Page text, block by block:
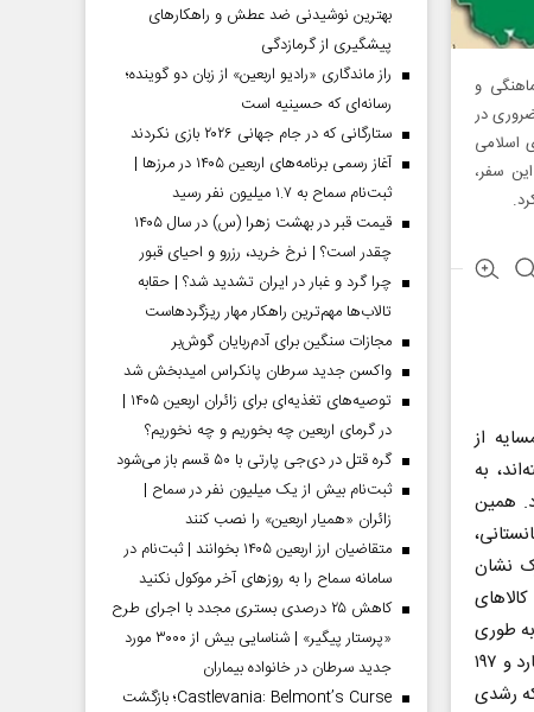
و
در
اسلامی
سفر،
از
به
همین
نشان
طوری
که حجم مبادلات تجاری ایران و افغانستان در سال گذشته میلادی (۲۰۲۴) به سه میلیارد و ۱۹۷
بود که رشدی
بهترین نوشیدنی ضد عطش و راهکارهای
پیشگیری از گرمازدگی
راز ماندگاری «رادیو اربعین» از زبان دو گوینده؛
رسانه‌ای که حسینیه است
ستارگانی که در جام جهانی ۲۰۲۶ بازی نکردند
آغاز رسمی برنامه‌های اربعین ۱۴۰۵ در مرز‌ها |
ثبت‌نام سماح به ۱.۷ میلیون نفر رسید
قیمت قبر در بهشت زهرا (س) در سال ۱۴۰۵
چقدر است؟ | نرخ خرید، رزرو و احیای قبور
چرا گرد و غبار در ایران تشدید شد؟ | حقابه
تالاب‌ها مهم‌ترین راهکار مهار ریزگردهاست
مجازات سنگین برای آدم‌ربایان گوش‌بر
واکسن جدید سرطان پانکراس امیدبخش شد
توصیه‌های تغذیه‌ای برای زائران اربعین ۱۴۰۵ |
در گرمای اربعین چه بخوریم و چه نخوریم؟
گره قتل در دی‌جی پارتی با ۵۰ قسم باز می‌شود
ثبت‌نام بیش از یک میلیون نفر در سماح |
زائران «همیار اربعین» را نصب کنند
متقاضیان ارز اربعین ۱۴۰۵ بخوانند | ثبت‌نام در
سامانه سماح را به روز‌های آخر موکول نکنید
کاهش ۲۵ درصدی بستری مجدد با اجرای طرح
«پرستار پیگیر» | شناسایی بیش از ۳۰۰۰ مورد
جدید سرطان در خانواده بیماران
Castlevania: Belmont’s Curse؛ بازگشت